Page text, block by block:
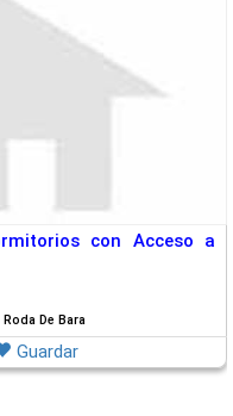
con Acceso a
De Bara
Guardar